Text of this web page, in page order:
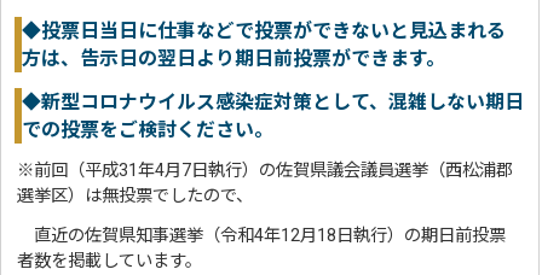
◆投票日当日に仕事などで投票ができないと見込まれる
方は、告示日の翌日より期日前投票ができます。
◆新型コロナウイルス感染症対策として、混雑しない期日
での投票をご検討ください。
※前回（平成31年4月7日執行）の佐賀県議会議員選挙（西松浦郡
選挙区）は無投票でしたので、
直近の佐賀県知事選挙（令和4年12月18日執行）の期日前投票
者数を掲載しています。